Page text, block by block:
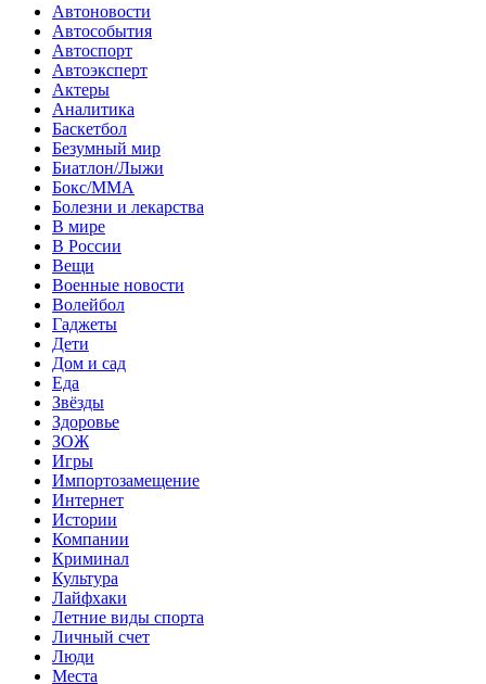
Автоновости
Автособытия
Автоспорт
Автоэксперт
Актеры
Аналитика
Баскетбол
Безумный мир
Биатлон/Лыжи
Бокс/MMA
Болезни и лекарства
В мире
В России
Вещи
Военные новости
Волейбол
Гаджеты
Дети
Дом и сад
Еда
Звёзды
Здоровье
ЗОЖ
Игры
Импортозамещение
Интернет
Истории
Компании
Криминал
Культура
Лайфхаки
Летние виды спорта
Личный счет
Люди
Места